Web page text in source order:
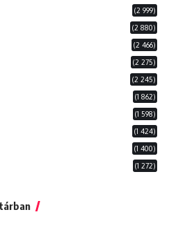
(2 999)
(2 880)
(2 466)
(2 275)
(2 245)
(1 862)
(1 598)
(1 424)
(1 400)
(1 272)